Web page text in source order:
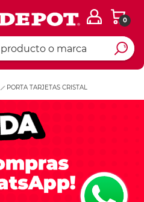
0
PORTA TARJETAS CRISTAL
Ingresar Codigo